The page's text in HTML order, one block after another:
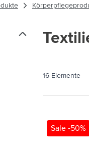
für Kategorie
für Kategorie
für Kategorie
16 Elemente
Sale -50%